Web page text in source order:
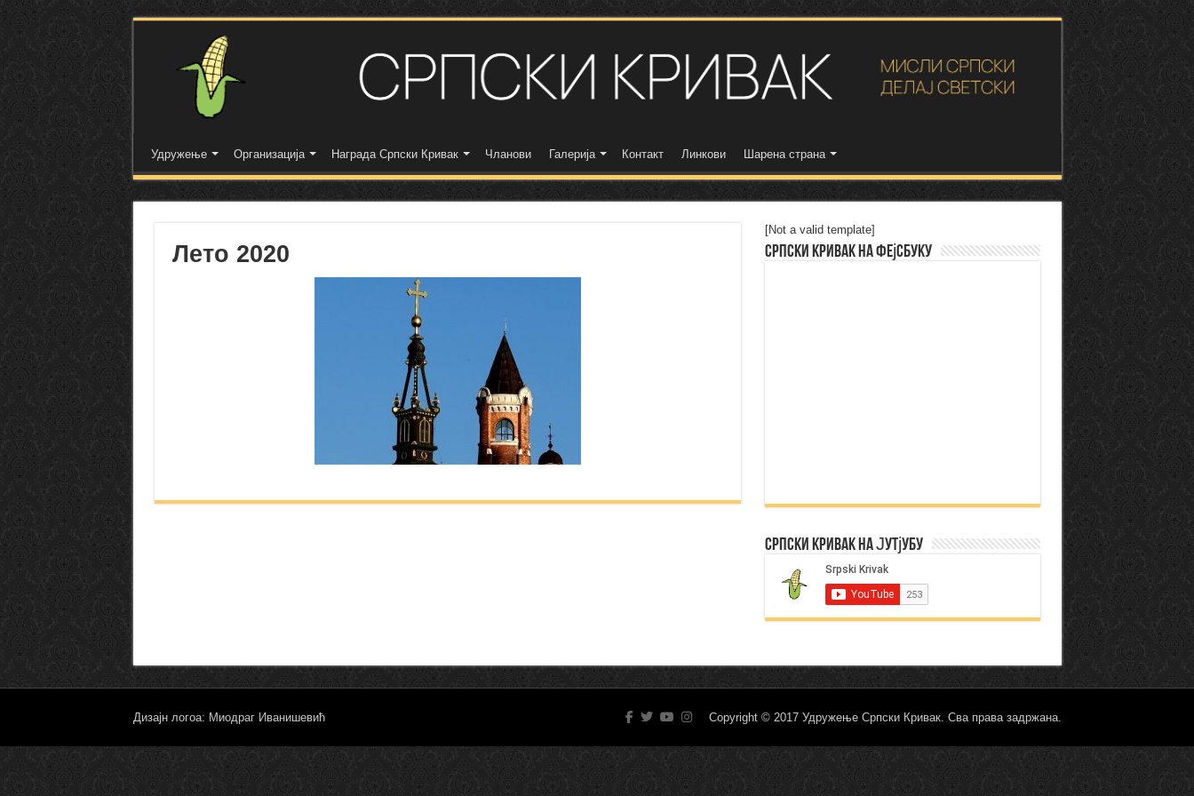
Удружење Организација Награда Српски Кривак Чланови Галерија Контакт Линкови Шарена страна
Лето 2020
[Not a valid template]
Српски Кривак на Фејсбуку
Српски Кривак на Јутјубу
Copyright © 2017 Удружење Српски Кривак. Сва права задржана.
Дизајн логоа: Миодраг Иванишевић